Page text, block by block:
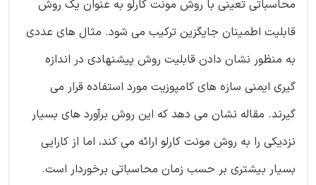
محاسباتی تعینی با روش مونت کارلو به عنوان یک روش
قابلیت اطمینان جایگزین ترکیب می شود. مثال های عددی
به منظور نشان دادن قابلیت روش پیشنهادی در اندازه
گیری ایمنی سازه های کامپوزیت مورد استفاده قرار می
گیرند. مقاله نشان می دهد که این روش برآورد های بسیار
نزدیکی را به روش مونت کارلو ارائه می کند، اما از کارایی
بسیار بیشتری بر حسب زمان محاسباتی برخوردار است.